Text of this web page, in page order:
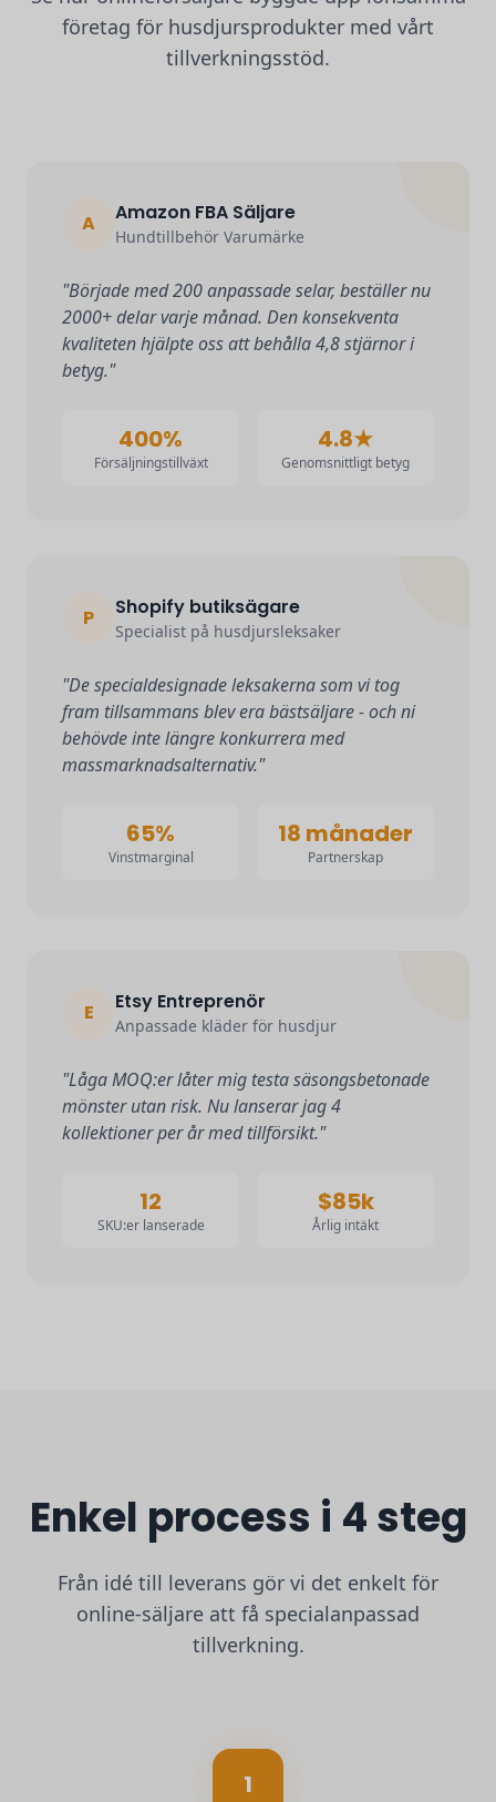
företag för husdjursprodukter med vårt
tillverkningsstöd.
A Amazon FBA Säljare
Hundtillbehör Varumärke
"Började med 200 anpassade selar, beställer nu
2000+ delar varje månad. Den konsekventa
kvaliteten hjälpte oss att behålla 4,8 stjärnor i
betyg."
400%
Försäljningstillväxt
4.8★
Genomsnittligt betyg
P Shopify butiksägare
Specialist på husdjursleksaker
"De specialdesignade leksakerna som vi tog
fram tillsammans blev era bästsäljare - och ni
behövde inte längre konkurrera med
massmarknadsalternativ."
65%
Vinstmarginal
18 månader
Partnerskap
E Etsy Entreprenör
Anpassade kläder för husdjur
"Låga MOQ:er låter mig testa säsongsbetonade
mönster utan risk. Nu lanserar jag 4
kollektioner per år med tillförsikt."
12
SKU:er lanserade
$85k
Årlig intäkt
Enkel process i 4 steg
Från idé till leverans gör vi det enkelt för
online-säljare att få specialanpassad
tillverkning.
1